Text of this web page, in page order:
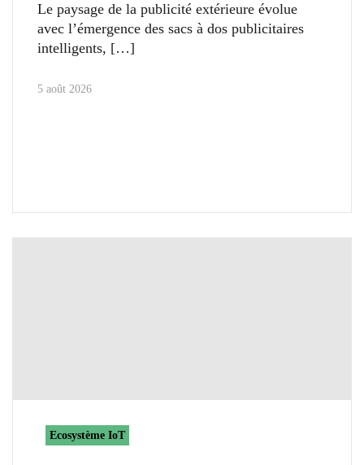
Le paysage de la publicité extérieure évolue
avec l’émergence des sacs à dos publicitaires
intelligents,
5 août 2026
Ecosystème IoT